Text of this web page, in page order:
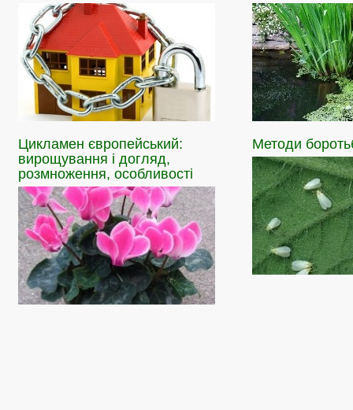
Цикламен європейський:
вирощування і догляд,
розмноження, особливості
Методи